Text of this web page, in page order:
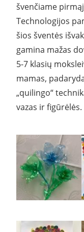
švenčiame
Technologijos
šios šventės
gamina mažas
5-7 klasių
mamas,
„quilingo“
vazas ir figūrėlės.